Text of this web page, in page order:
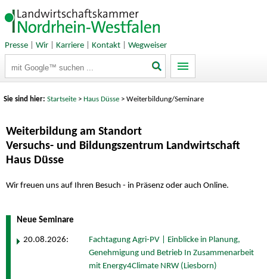
Presse| Wir| Karriere| Kontakt| Wegweiser
Sie sind hier:Startseite >Haus Düsse > Weiterbildung/Seminare
Weiterbildung am Standort
Versuchs- und Bildungszentrum Landwirtschaft
Haus Düsse
Wir freuen uns auf Ihren Besuch - in Präsenz oder auch Online.
Neue Seminare
20.08.2026:
Fachtagung Agri-PV | Einblicke in Planung,
Genehmigung und Betrieb In Zusammenarbeit
mit Energy4Climate NRW (Liesborn)